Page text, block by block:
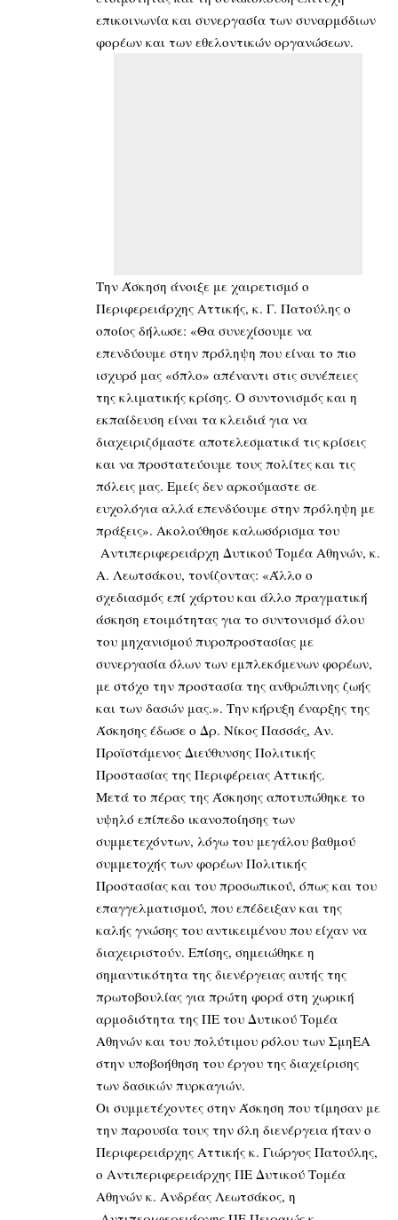
επικοινωνία και συνεργασία των συναρμόδιων
φορέων και των εθελοντικών οργανώσεων.
Την Άσκηση άνοιξε με χαιρετισμό ο
Περιφερειάρχης Αττικής, κ. Γ. Πατούλης ο
οποίος δήλωσε: «Θα συνεχίσουμε να
επενδύουμε στην πρόληψη που είναι το πιο
ισχυρό μας «όπλο» απέναντι στις συνέπειες
της κλιματικής κρίσης. Ο συντονισμός και η
εκπαίδευση είναι τα κλειδιά για να
διαχειριζόμαστε αποτελεσματικά τις κρίσεις
και να προστατεύουμε τους πολίτες και τις
πόλεις μας. Εμείς δεν αρκούμαστε σε
ευχολόγια αλλά επενδύουμε στην πρόληψη με
πράξεις». Ακολούθησε καλωσόρισμα του
Αντιπεριφερειάρχη Δυτικού Τομέα Αθηνών, κ.
Α. Λεωτσάκου, τονίζοντας: «Άλλο ο
σχεδιασμός επί χάρτου και άλλο πραγματική
άσκηση ετοιμότητας για το συντονισμό όλου
του μηχανισμού πυροπροστασίας με
συνεργασία όλων των εμπλεκόμενων φορέων,
με στόχο την προστασία της ανθρώπινης ζωής
και των δασών μας.». Την κήρυξη έναρξης της
Άσκησης έδωσε ο Δρ. Νίκος Πασσάς, Αν.
Προϊστάμενος Διεύθυνσης Πολιτικής
Προστασίας της Περιφέρειας Αττικής.
Μετά το πέρας της Άσκησης αποτυπώθηκε το
υψηλό επίπεδο ικανοποίησης των
συμμετεχόντων, λόγω του μεγάλου βαθμού
συμμετοχής των φορέων Πολιτικής
Προστασίας και του προσωπικού, όπως και του
επαγγελματισμού, που επέδειξαν και της
καλής γνώσης του αντικειμένου που είχαν να
διαχειριστούν. Επίσης, σημειώθηκε η
σημαντικότητα της διενέργειας αυτής της
πρωτοβουλίας για πρώτη φορά στη χωρική
αρμοδιότητα της ΠΕ του Δυτικού Τομέα
Αθηνών και του πολύτιμου ρόλου των ΣμηΕΑ
στην υποβοήθηση του έργου της διαχείρισης
των δασικών πυρκαγιών.
Οι συμμετέχοντες στην Άσκηση που τίμησαν με
την παρουσία τους την όλη διενέργεια ήταν ο
Περιφερειάρχης Αττικής κ. Γιώργος Πατούλης,
ο Αντιπεριφερειάρχης ΠΕ Δυτικού Τομέα
Αθηνών κ. Ανδρέας Λεωτσάκος, η